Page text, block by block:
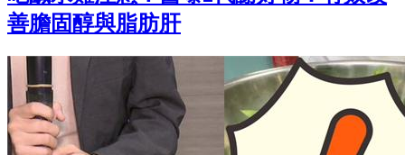
善膽固醇與脂肪肝